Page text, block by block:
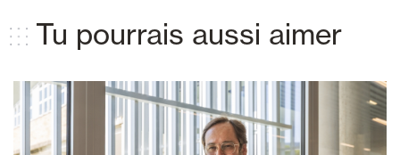
Tu pourrais aussi aimer